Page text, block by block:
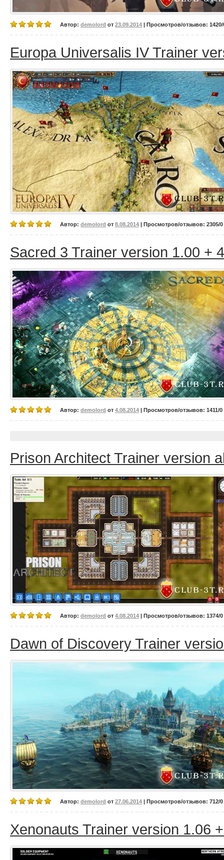
Автор: demolord от 23.09.2014 | Просмотров/отзывов: 1420/
Europa Universalis IV Trainer
Автор: demolord от 8.08.2014 | Просмотров/отзывов: 2305/0
Sacred 3 Trainer version 1.00 + 4
Автор: demolord от 4.08.2014 | Просмотров/отзывов: 1411/0
Prison Architect Trainer version
Автор: demolord от 4.08.2014 | Просмотров/отзывов: 1374/0
Dawn of Discovery Trainer
Автор: demolord от 27.06.2014 | Просмотров/отзывов: 712/0
Xenonauts Trainer version 1.06